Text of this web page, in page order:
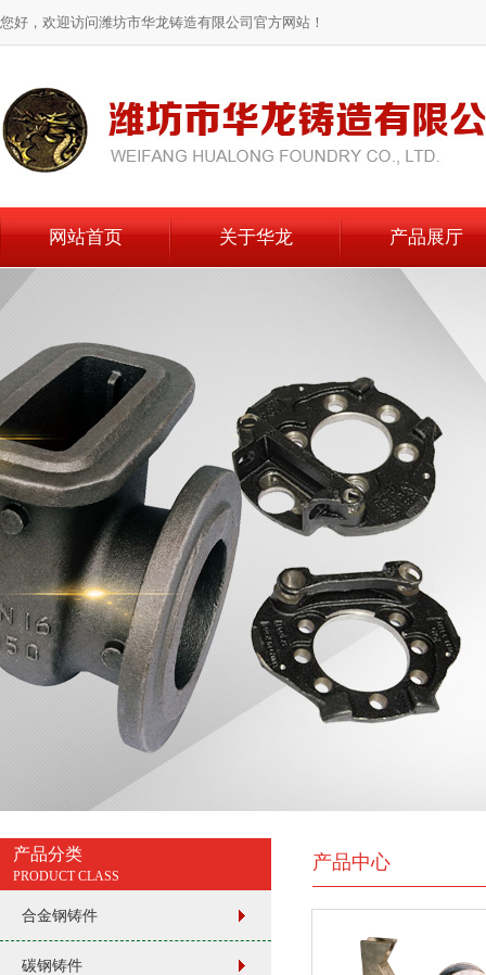
您好，欢迎访问潍坊市华龙铸造有限公司官方网站！
网站首页 关于华龙 产品展厅
产品分类
PRODUCT CLASS
合金钢铸件
碳钢铸件
产品中心